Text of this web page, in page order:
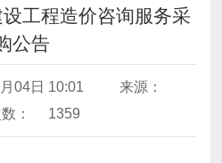
工程造价咨询服务采
公告
04日 10:01
来源：
： 1359